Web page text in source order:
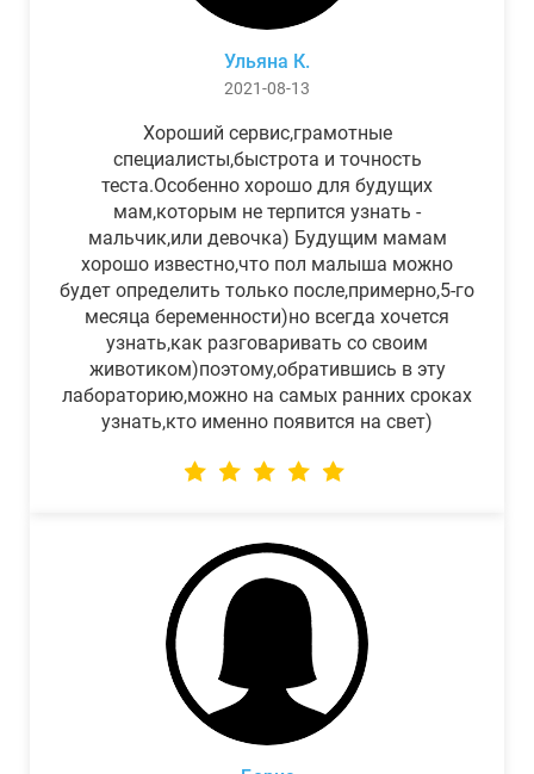
Ульяна К.
2021-08-13
Хороший сервис,грамотные
специалисты,быстрота и точность
теста.Особенно хорошо для будущих
мам,которым не терпится узнать -
мальчик,или девочка) Будущим мамам
хорошо известно,что пол малыша можно
будет определить только после,примерно,5-го
месяца беременности)но всегда хочется
узнать,как разговаривать со своим
животиком)поэтому,обратившись в эту
лабораторию,можно на самых ранних сроках
узнать,кто именно появится на свет)